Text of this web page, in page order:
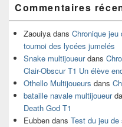
Commentaires
Zaouiya dans Chronique
tournoi des lycées jumelés
Snake multijoueurdans
Clair-Obscur T1 Un élève
Othello Multijoueurs dans
bataille navale multijoueur
Death God T1
Eubben dans Test du jeu